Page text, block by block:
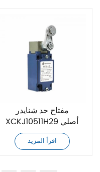
مفتاح حد شنايدر
XCKJ10511H29 أصلي
جديد
اقرأ المزيد